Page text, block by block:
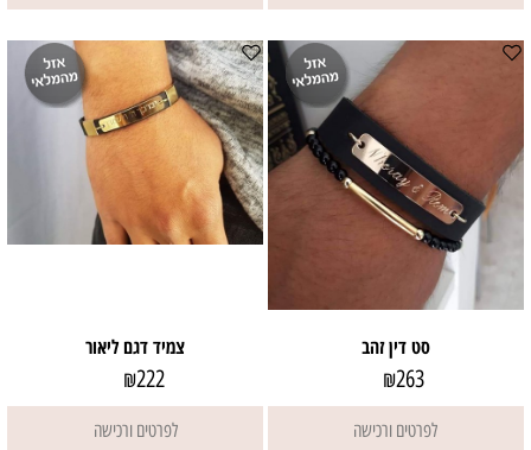
סט דין זהב
₪263
לפרטים ורכישה
צמיד דגם ליאור
₪222
לפרטים ורכישה